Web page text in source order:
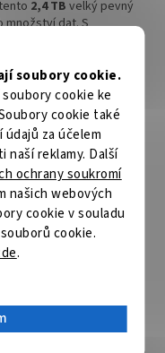
soubory cookie.
cookie ke
cookie také
za účelem
naší reklamy. Další
ochrany soukromí
našich webových
cookie v souladu
cookie.
.
2,4 TB velký pevný
množství dat. S
rychlost